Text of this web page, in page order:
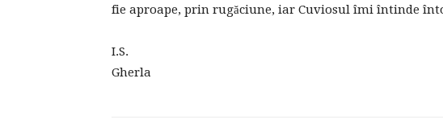
fie aproape, prin rugăciune, iar Cuviosul îmi întinde
I.S.
Gherla